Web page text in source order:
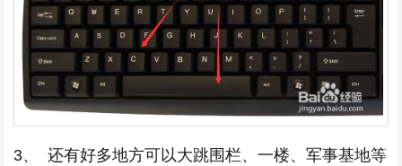
3、 还有好多地方可以大跳围栏、一楼、军事基地等